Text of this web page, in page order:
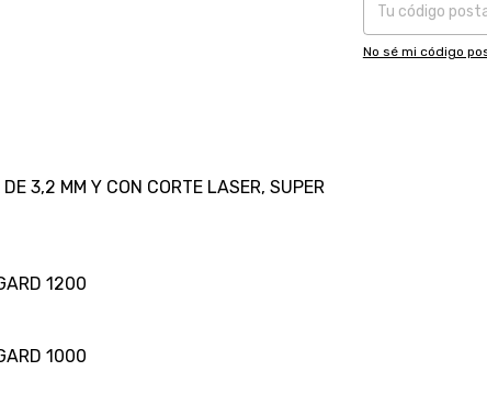
No sé mi código
3,2 MM Y CON CORTE LASER, SUPER
1200
1000